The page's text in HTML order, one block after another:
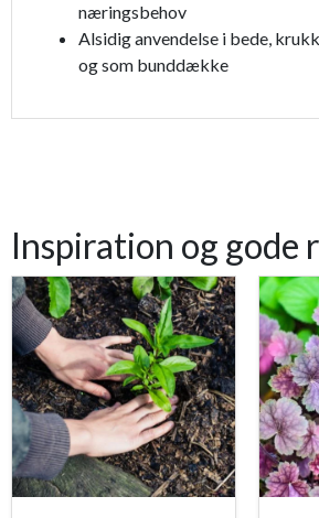
næringsbehov
Alsidig anvendelse i bede,
og som bunddække
Inspiration og gode